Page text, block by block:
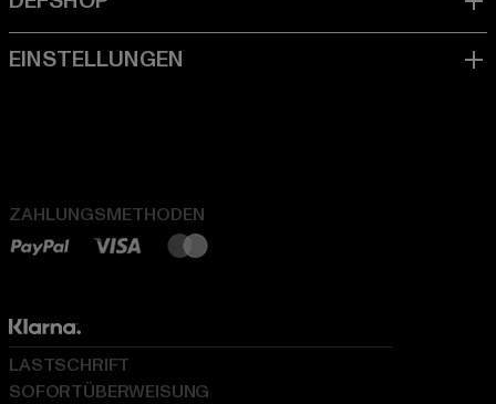
ZAHLUNGSMETHODEN
LASTSCHRIFT
SOFORTÜBERWEISUNG